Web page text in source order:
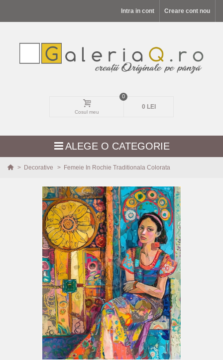
Intra in cont Creare cont nou
Cosul meu
0
0 LEI
ALEGE O CATEGORIE
> Decorative > Femeie In Rochie Traditionala Colorata